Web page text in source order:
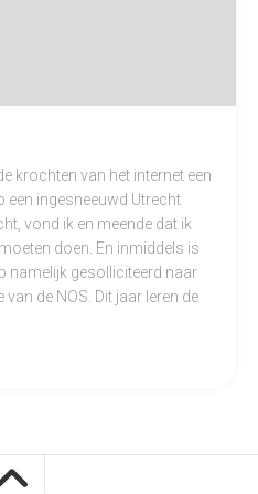
krochten van het internet een
een ingesneeuwd Utrecht
vond ik en meende dat ik
doen. En inmiddels is
namelijk gesolliciteerd naar
de NOS. Dit jaar leren de